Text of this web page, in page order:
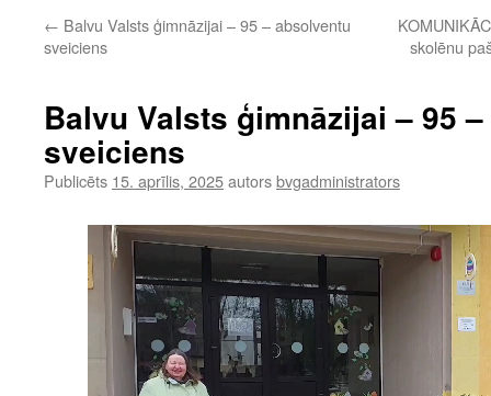
← Balvu Valsts ģimnāzijai – 95 – absolventu
sveiciens
skolēnu
Balvu Valsts ģimnāzijai – 95
sveiciens
Publicēts 15. aprīlis, 2025autorsbvgadministrators